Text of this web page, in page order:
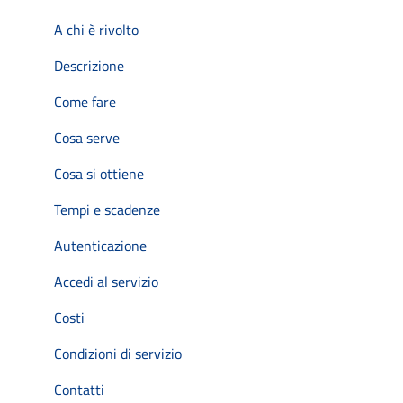
A chi è rivolto
Descrizione
Come fare
Cosa serve
Cosa si ottiene
Tempi e scadenze
Autenticazione
Accedi al servizio
Costi
Condizioni di servizio
Contatti